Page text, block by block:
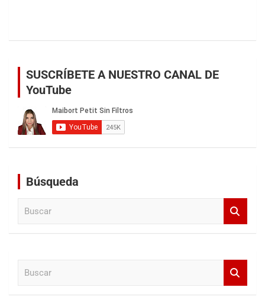
SUSCRÍBETE A NUESTRO CANAL DE
YouTube
Búsqueda